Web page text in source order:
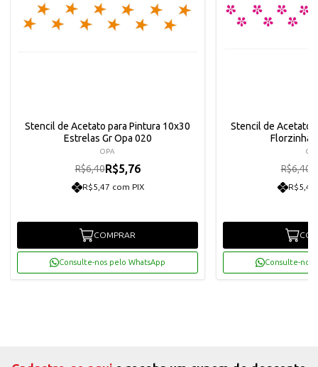
Stencil de Acetato para Pintura 10x30
Estrelas Gr Opa 020
OPA
R$6,40R$5,76
R$5,47 com PIX
COMPRAR
Consulte-nos pelo WhatsApp
Stencil de Acetato
R$6,40
R$5,47
Consulte-nos